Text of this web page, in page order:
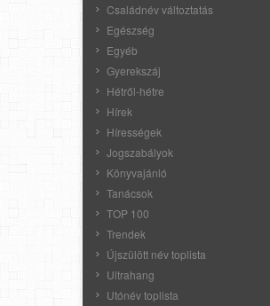
Családnév változtatás
Egészség
Egyéb
Gyerekszáj
Hétről-hétre
Hírek
Hírességek
Jogszabályok
Könyvajánló
Tanácsok
TOP 100
Trendek
Újszülött név toplista
Ultrahang
Utónév toplista